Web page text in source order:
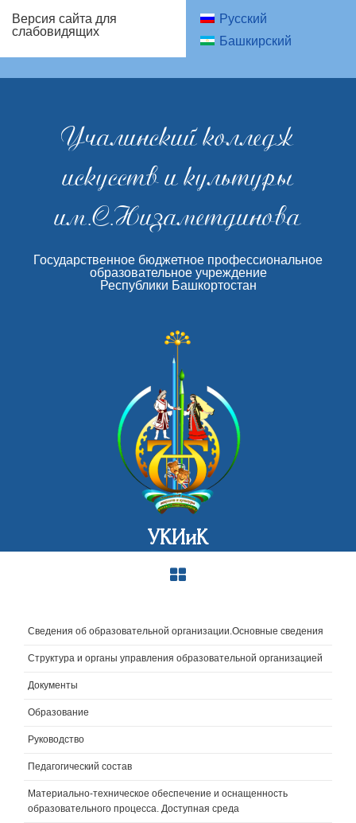
Версия сайта для
слабовидящих
Русский
Башкирский
Учалинский колледж
искусств и культуры
им.С.Низаметдинова
Государственное бюджетное профессиональное
образовательное учреждение
Республики Башкортостан
УКИиК
Сведения об образовательной организации.Основные сведения
Структура и органы управления образовательной организацией
Документы
Образование
Руководство
Педагогический состав
Материально-техническое обеспечение и оснащенность
образовательного процесса. Доступная среда